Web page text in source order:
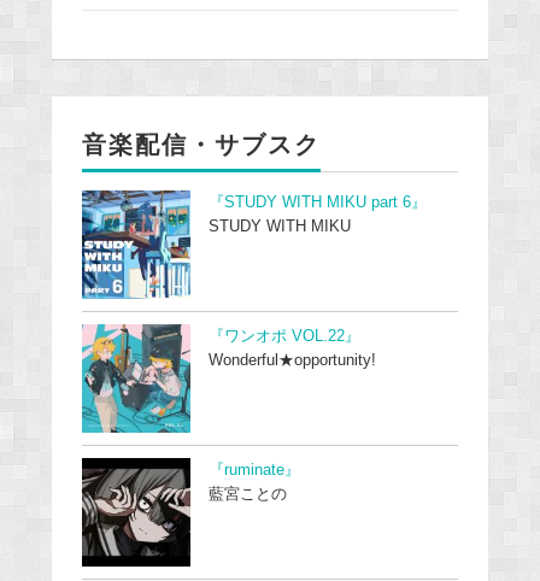
音楽配信・サブスク
『STUDY WITH MIKU part 6』
STUDY WITH MIKU
『ワンオポ VOL.22』
Wonderful★opportunity!
『ruminate』
藍宮ことの